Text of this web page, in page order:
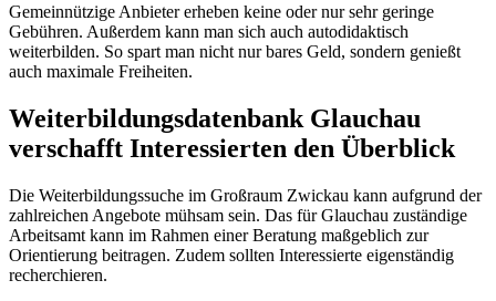
Gemeinnützige Anbieter erheben keine oder nur sehr geringe
Gebühren. Außerdem kann man sich auch autodidaktisch
weiterbilden. So spart man nicht nur bares Geld, sondern genießt
auch maximale Freiheiten.
Weiterbildungsdatenbank Glauchau
verschafft Interessierten den Überblick
Die Weiterbildungssuche im Großraum Zwickau kann aufgrund der
zahlreichen Angebote mühsam sein. Das für Glauchau zuständige
Arbeitsamt kann im Rahmen einer Beratung maßgeblich zur
Orientierung beitragen. Zudem sollten Interessierte eigenständig
recherchieren.